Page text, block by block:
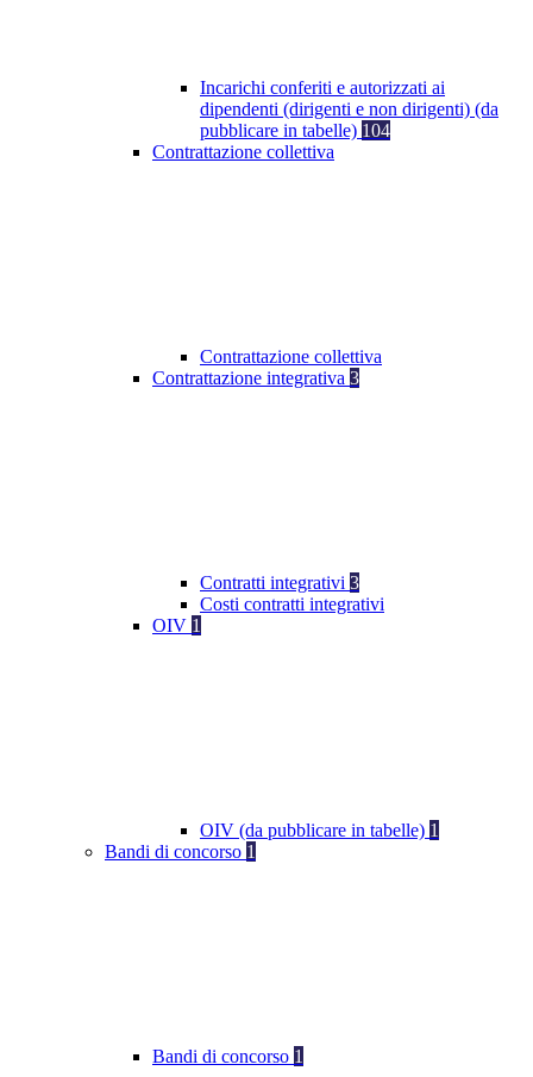
Incarichi conferiti e autorizzati ai
dipendenti (dirigenti e non dirigenti) (da
pubblicare in tabelle) 104
Contrattazione collettiva
Contrattazione collettiva
Contrattazione integrativa 3
Contratti integrativi 3
Costi contratti integrativi
OIV 1
OIV (da pubblicare in tabelle) 1
Bandi di concorso 1
Bandi di concorso 1